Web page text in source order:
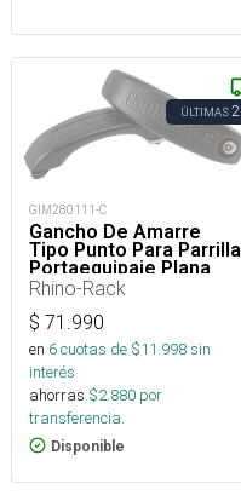
ÚLTIMAS2
GIM280111-C
Gancho De Amarre
Tipo Punto Para Parrilla
Portaequipaje Plana
Modelo Pioneer
Rhino-Rack
$ 71.990
en 6cuotas de $11.998sin
interés
ahorras $2.880 por
transferencia.
Disponible